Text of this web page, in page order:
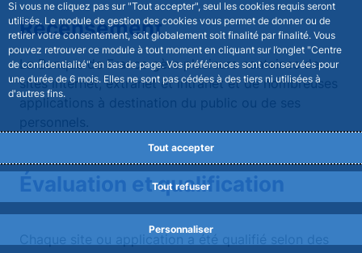
Si vous ne cliquez pas sur "Tout accepter", seul les cookies requis seront
utilisés. Le module de gestion des cookies vous permet de donner ou de
retirer votre consentement, soit globalement soit finalité par finalité. Vous
pouvez retrouver ce module à tout moment en cliquant sur l’onglet "Centre
de confidentialité" en bas de page. Vos préférences sont conservées pour
une durée de 6 mois. Elles ne sont pas cédées à des tiers ni utilisées à
d'autres fins.
Tout accepter
Tout refuser
Personnaliser
Recensement
La Banque de France gère plusieurs centaines de
sites internet, extranet et intranet et de nombreuses
applications à destination du public ou de ses
Évaluation et qualification